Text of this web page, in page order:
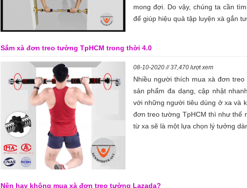
mong đợi. Do vậy, chúng ta cần
để giúp hiệu quả tập luyện xà gắn
Sắm xà đơn treo tường TpHCM trong thời 4.0
08-10-2020 // 37,470 lượt xem
Nhiều người thích mua xà đơn
sản phẩm đa dạng, cập nhật
với những người tiêu dùng ở xa và
đơn treo tường TpHCM thì như thế
từ xa sẽ là một lựa chọn lý tưởng
Nên hay không mua xà đơn treo tường Lazada?